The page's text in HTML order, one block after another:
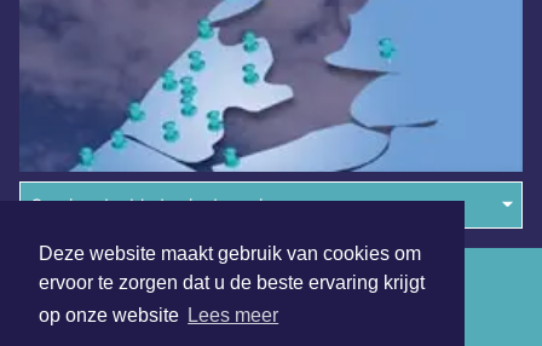
Deze website maakt gebruik van cookies om
ervoor te zorgen dat u de beste ervaring krijgt
op onze website Lees meer
Overige dagbladen in de regio
Algemene voorwaarden
Disclaimer